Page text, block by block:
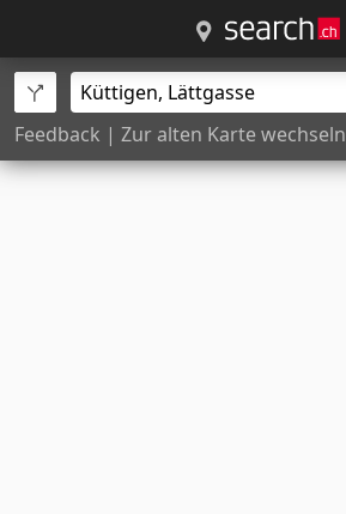
Feedback | Zur alten Karte wechseln